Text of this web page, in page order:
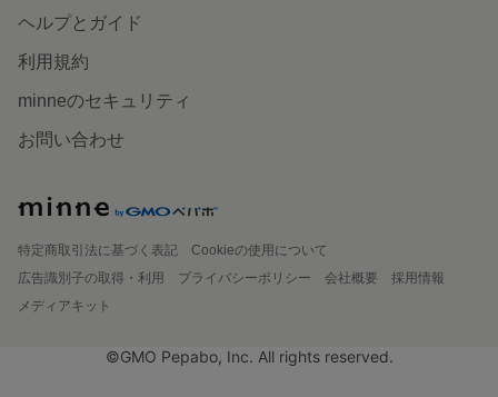
ヘルプとガイド
利用規約
minneのセキュリティ
お問い合わせ
特定商取引法に基づく表記
Cookieの使用について
広告識別子の取得・利用
プライバシーポリシー 会社概要
採用情報
メディアキット
©GMO Pepabo, Inc. All rights reserved.